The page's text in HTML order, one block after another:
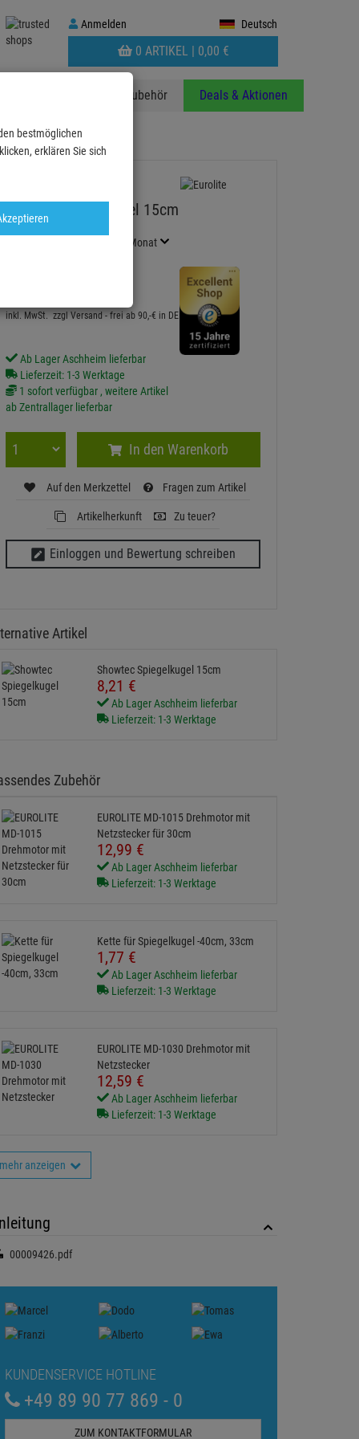
Anmelden
Anmelden Deutsch
WARENKORB
AUFKLAPPEN
0 ARTIKEL | 0,00 €
Zubehör Deals & Aktionen
Eurolite Spiegelkugel 15cm
Artikel-Nummer:
/ Monat
inkl. MwSt. zzgl Versand - frei ab 90,-€ in DE
Ab Lager Aschheim lieferbar
Lieferzeit: 1-3 Werktage
1 sofort verfügbar , weitere Artikel
ab Zentrallager lieferbar
In den Warenkorb
Auf den Merkzettel Fragen zum Artikel
Artikelherkunft Zu teuer?
Einloggen und Bewertung schreiben
Artikel
Showtec Spiegelkugel 15cm
8,21 €
Ab Lager Aschheim lieferbar
Lieferzeit: 1-3 Werktage
Zubehör
EUROLITE MD-1015 Drehmotor mit
Netzstecker für 30cm
12,99 €
Ab Lager Aschheim lieferbar
Lieferzeit: 1-3 Werktage
Kette für Spiegelkugel -40cm, 33cm
1,77 €
Ab Lager Aschheim lieferbar
Lieferzeit: 1-3 Werktage
EUROLITE MD-1030 Drehmotor mit
Netzstecker
12,59 €
Ab Lager Aschheim lieferbar
Lieferzeit: 1-3 Werktage
mehr anzeigen
00009426.pdf
KUNDENSERVICE HOTLINE
+49 89 90 77 869 - 0
ZUM KONTAKTFORMULAR
bestmöglichen
erklären Sie sich